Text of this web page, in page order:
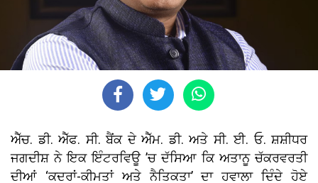
ਐੱਚ. ਡੀ. ਐੱਫ. ਸੀ. ਬੈਂਕ ਦੇ ਐੱਮ. ਡੀ. ਅਤੇ ਸੀ. ਈ. ਓ. ਸ਼ਸ਼ੀਧਰ
ਜਗਦੀਸ਼ ਨੇ ਇਕ ਇੰਟਰਵਿਊ ’ਚ ਦੱਸਿਆ ਕਿ ਅਤਾਨੂ ਚੱਕਰਵਰਤੀ
ਦੀਆਂ ‘ਕਦਰਾਂ-ਕੀਮਤਾਂ ਅਤੇ ਨੈਤਿਕਤਾ’ ਦਾ ਹਵਾਲਾ ਦਿੰਦੇ ਹੋਏ